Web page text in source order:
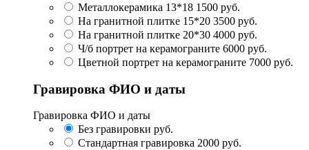
Металлокерамика 13*18 1500 руб.
На гранитной плитке 15*20 3500 руб.
На гранитной плитке 20*30 4000 руб.
Ч/б портрет на керамограните 6000 руб.
Цветной портрет на керамограните 7000 руб.
Гравировка ФИО и даты
Гравировка ФИО и даты
Без гравировки руб.
Стандартная гравировка 2000 руб.